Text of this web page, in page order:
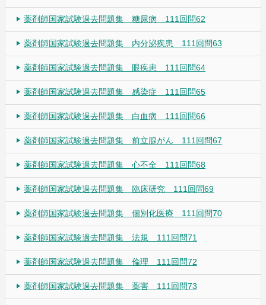
薬剤師国家試験過去問題集 糖尿病 111回問62
薬剤師国家試験過去問題集 内分泌疾患 111回問63
薬剤師国家試験過去問題集 眼疾患 111回問64
薬剤師国家試験過去問題集 感染症 111回問65
薬剤師国家試験過去問題集 白血病 111回問66
薬剤師国家試験過去問題集 前立腺がん 111回問67
薬剤師国家試験過去問題集 心不全 111回問68
薬剤師国家試験過去問題集 臨床研究 111回問69
薬剤師国家試験過去問題集 個別化医療 111回問70
薬剤師国家試験過去問題集 法規 111回問71
薬剤師国家試験過去問題集 倫理 111回問72
薬剤師国家試験過去問題集 薬害 111回問73